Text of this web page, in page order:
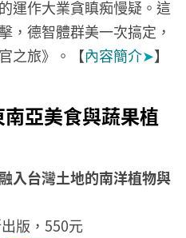
運作大業貪瞋痴慢疑。這
，德智體群美一次搞定，
之旅》。【內容簡介➤】
亞美食與蔬果植
入台灣土地的南洋植物與
版，550元